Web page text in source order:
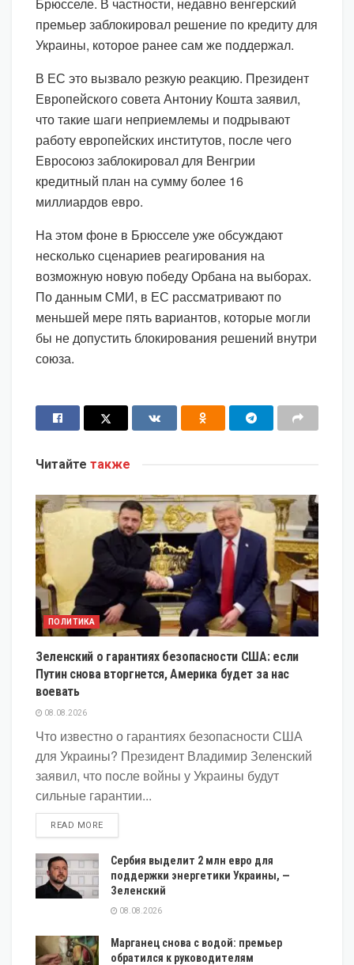
премьер заблокировал решение по кредиту для
Украины, которое ранее сам же поддержал.
В ЕС это вызвало резкую реакцию. Президент
Европейского совета Антониу Кошта заявил,
что такие шаги неприемлемы и подрывают
работу европейских институтов, после чего
Евросоюз заблокировал для Венгрии
кредитный план на сумму более 16
миллиардов евро.
На этом фоне в Брюсселе уже обсуждают
несколько сценариев реагирования на
возможную новую победу Орбана на выборах.
По данным СМИ, в ЕС рассматривают по
меньшей мере пять вариантов, которые могли
бы не допустить блокирования решений внутри
союза.
Читайте также
ПОЛИТИКА
Зеленский о гарантиях безопасности США: если
Путин снова вторгнется, Америка будет за нас
воевать
08.08.2026
Что известно о гарантиях безопасности США
для Украины? Президент Владимир Зеленский
заявил, что после войны у Украины будут
сильные гарантии...
READ MOREDETAILS
Сербия выделит 2 млн евро для
поддержки энергетики Украины, —
Зеленский
08.08.2026
Марганец снова с водой: премьер
обратился к руководителям